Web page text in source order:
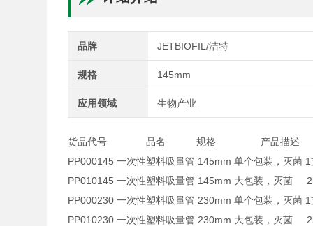
品牌 JETBIOFIL/洁特
规格 145mm
应用领域 生物产业
货品代号 品名 规格 产品描
PP000145 一次性塑料吸量管 145mm 单个包装，灭菌
PP010145 一次性塑料吸量管 145mm 大包装，
PP000230 一次性塑料吸量管 230mm 单个包装，灭菌
PP010230 一次性塑料吸量管 230mm 大包装，